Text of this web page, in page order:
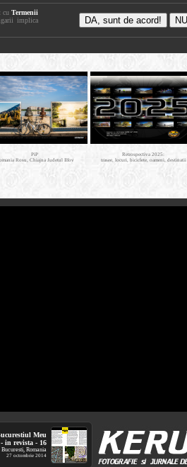
cuTermenii
implica
PiP
Rosu, Chiajna Judetul Ilfov
Retrospectiva 2025:
trasee, locuri, biciclete, oameni, destinatii
Meu
in revista - 16
Bucuresti, Romania
27 octombrie 2014